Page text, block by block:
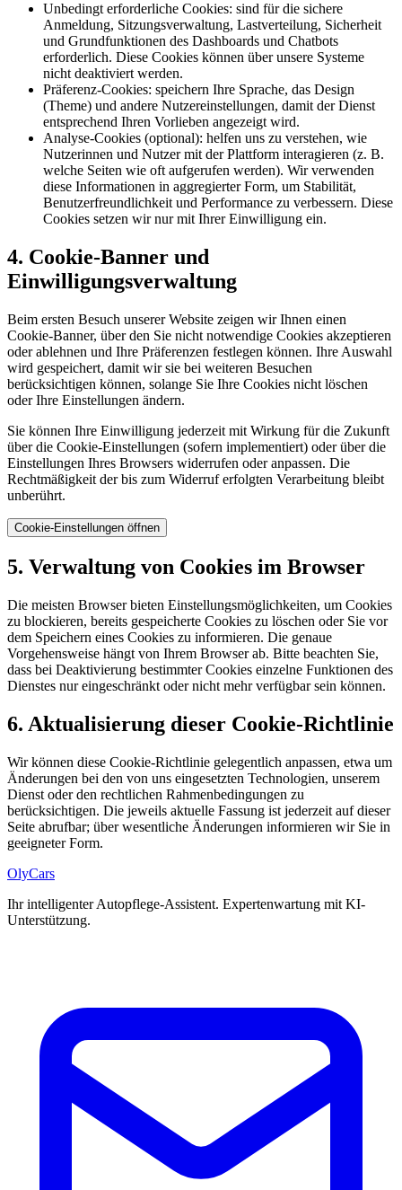
Unbedingt erforderliche Cookies: sind für die sichere
Anmeldung, Sitzungsverwaltung, Lastverteilung, Sicherheit
und Grundfunktionen des Dashboards und Chatbots
erforderlich. Diese Cookies können über unsere Systeme
nicht deaktiviert werden.
Präferenz-Cookies: speichern Ihre Sprache, das Design
(Theme) und andere Nutzereinstellungen, damit der Dienst
entsprechend Ihren Vorlieben angezeigt wird.
Analyse-Cookies (optional): helfen uns zu verstehen, wie
Nutzerinnen und Nutzer mit der Plattform interagieren (z. B.
welche Seiten wie oft aufgerufen werden). Wir verwenden
diese Informationen in aggregierter Form, um Stabilität,
Benutzerfreundlichkeit und Performance zu verbessern. Diese
Cookies setzen wir nur mit Ihrer Einwilligung ein.
4. Cookie-Banner und
Einwilligungsverwaltung
Beim ersten Besuch unserer Website zeigen wir Ihnen einen
Cookie-Banner, über den Sie nicht notwendige Cookies akzeptieren
oder ablehnen und Ihre Präferenzen festlegen können. Ihre Auswahl
wird gespeichert, damit wir sie bei weiteren Besuchen
berücksichtigen können, solange Sie Ihre Cookies nicht löschen
oder Ihre Einstellungen ändern.
Sie können Ihre Einwilligung jederzeit mit Wirkung für die Zukunft
über die Cookie-Einstellungen (sofern implementiert) oder über die
Einstellungen Ihres Browsers widerrufen oder anpassen. Die
Rechtmäßigkeit der bis zum Widerruf erfolgten Verarbeitung bleibt
unberührt.
Cookie-Einstellungen öffnen
5. Verwaltung von Cookies im Browser
Die meisten Browser bieten Einstellungsmöglichkeiten, um Cookies
zu blockieren, bereits gespeicherte Cookies zu löschen oder Sie vor
dem Speichern eines Cookies zu informieren. Die genaue
Vorgehensweise hängt von Ihrem Browser ab. Bitte beachten Sie,
dass bei Deaktivierung bestimmter Cookies einzelne Funktionen des
Dienstes nur eingeschränkt oder nicht mehr verfügbar sein können.
6. Aktualisierung dieser Cookie-Richtlinie
Wir können diese Cookie-Richtlinie gelegentlich anpassen, etwa um
Änderungen bei den von uns eingesetzten Technologien, unserem
Dienst oder den rechtlichen Rahmenbedingungen zu
berücksichtigen. Die jeweils aktuelle Fassung ist jederzeit auf dieser
Seite abrufbar; über wesentliche Änderungen informieren wir Sie in
geeigneter Form.
OlyCars
Ihr intelligenter Autopflege-Assistent. Expertenwartung mit KI-
Unterstützung.